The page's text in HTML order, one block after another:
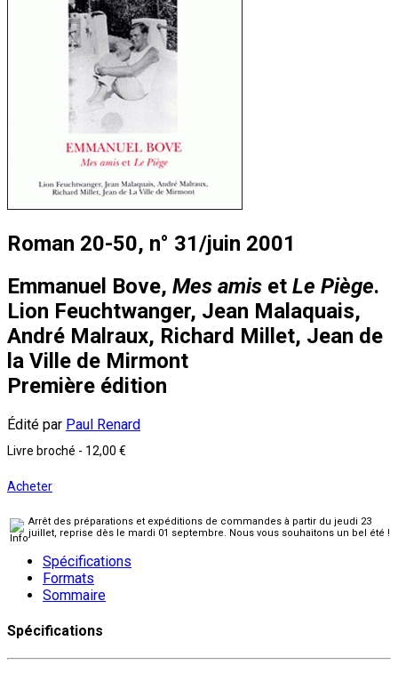
Roman 20-50, n° 31/juin 2001
Emmanuel Bove, Mes amis et Le Piège.
Lion Feuchtwanger, Jean Malaquais,
André Malraux, Richard Millet, Jean de
la Ville de Mirmont
Première édition
Édité par Paul Renard
Livre broché - 12,00 €
Acheter
Arrêt des préparations et expéditions de commandes à partir du jeudi 23
juillet, reprise dès le mardi 01 septembre. Nous vous souhaitons un bel été !
Spécifications
Formats
Sommaire
Spécifications